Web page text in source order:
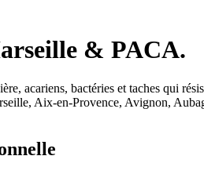
& PACA.
acariens, bactéries et taches qui
Aix-en-Provence, Avignon,